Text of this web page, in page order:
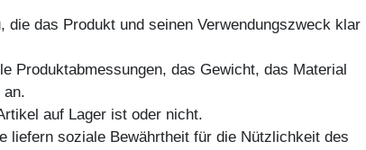
die das Produkt und seinen Verwendungszweck klar
Produktabmessungen, das Gewicht, das Material
an.
auf Lager ist oder nicht.
liefern soziale Bewährtheit für die Nützlichkeit des